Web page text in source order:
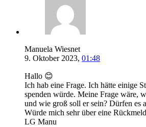
Manuela Wiesnet
9. Oktober 2023, 01:48
Hallo 😊
Ich hab eine Frage. Ich hätte einige
spenden würde. Meine Frage wäre,
und wie groß soll er sein? Dürfen es
Würde mich sehr über eine
LG Manu